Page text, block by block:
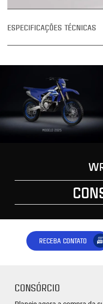
ESPECIFICAÇÕES TÉCNICAS
RECEBA CONTATO
CONSÓRCIO